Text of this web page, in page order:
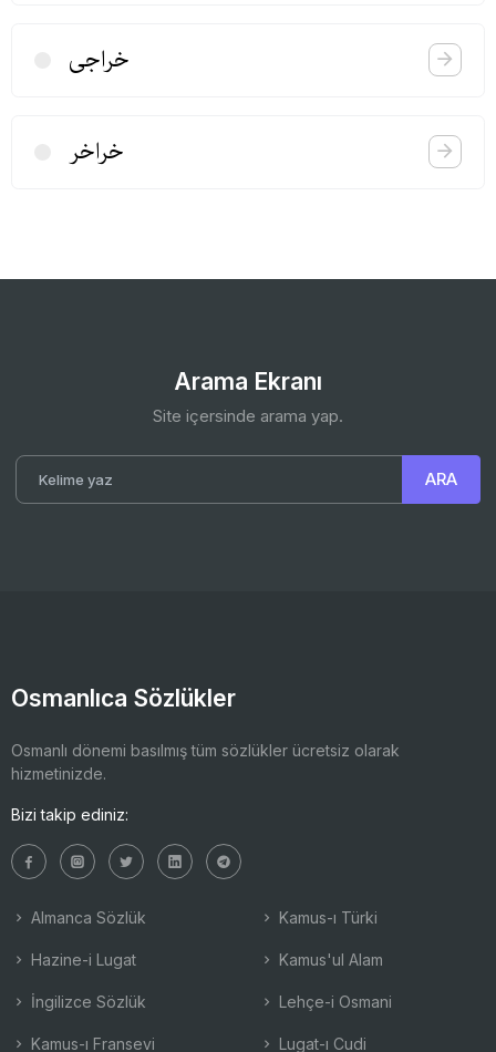
خراجی
خراخر
Arama Ekranı
Site içersinde arama yap.
Osmanlıca Sözlükler
Osmanlı dönemi basılmış tüm sözlükler ücretsiz olarak
hizmetinizde.
Bizi takip ediniz:
Almanca Sözlük
Hazine-i Lugat
İngilizce Sözlük
Kamus-ı Fransevi
Kamus-ı Türki
Kamus'ul Alam
Lehçe-i Osmani
Lugat-ı Cudi